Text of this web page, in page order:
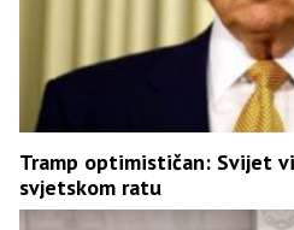
Tramp optimističan: Svijet
svjetskom ratu